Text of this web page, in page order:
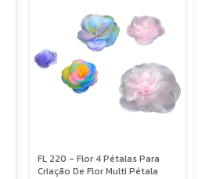
FL 220 - Flor 4 Pétalas Para
Criação De Flor Multi Pétala